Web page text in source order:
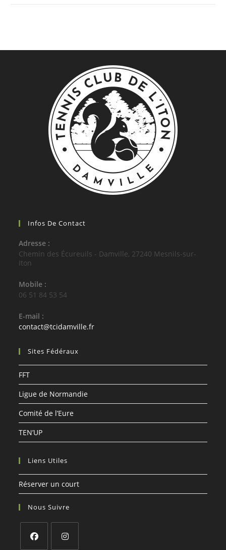
Infos De Contact
Adresse :
Chemin des Écureuils - Damville, 27240 Mesnils-sur-
Iton
Mobile :
06 51 84 53 54
E-mail :
contact@tcidamville.frS’ouvre
Sites Fédéraux
FFT
Ligue de Normandie
Comité de l’Eure
TEN’UP
Liens Utiles
Réserver un court
Nous Suivre